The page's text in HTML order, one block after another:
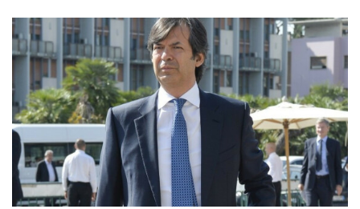
attendere i setti anni di media che…